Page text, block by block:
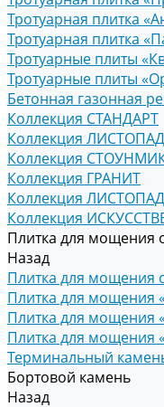
Тротуарная плитка
Тротуарная плитка
Тротуарные плиты
Тротуарные плиты
Бетонная газонная
Коллекция СТАНДАРТ
Коллекция
Коллекция
Коллекция ГРАНИТ
Коллекция
Коллекция
Плитка для мощения
Назад
Плитка для мощения
Плитка для мощения
Плитка для мощения
Плитка для мощения
Терминальный
Бортовой камень
Назад